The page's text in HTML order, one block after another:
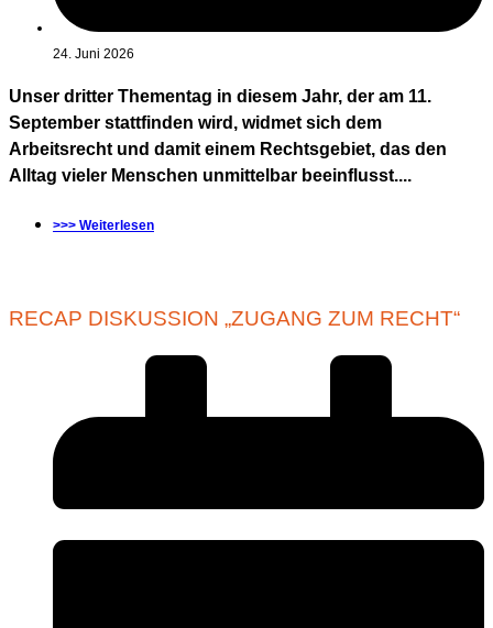
24. Juni 2026
Unser dritter Thementag in diesem Jahr, der am 11.
September stattfinden wird, widmet sich dem
Arbeitsrecht und damit einem Rechtsgebiet, das den
Alltag vieler Menschen unmittelbar beeinflusst....
>>> Weiterlesen
RECAP DISKUSSION „ZUGANG ZUM RECHT“